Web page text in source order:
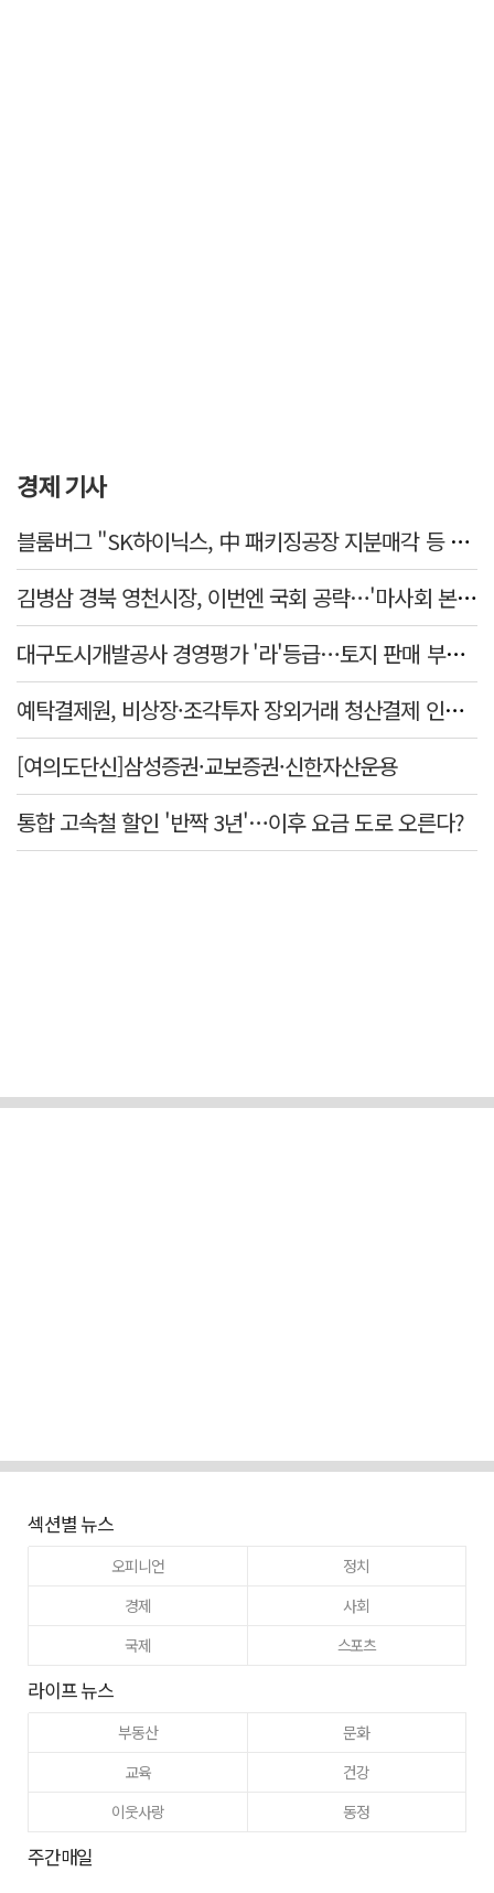
경제 기사
블룸버그 "SK하이닉스, 中 패키징공장 지분매각 등 검토"
김병삼 경북 영천시장, 이번엔 국회 공략…'마사회 본사 이전·광역교통망 확충' 요청
대구도시개발공사 경영평가 '라'등급…토지 판매 부진에 1년 만에 두 단계 '뚝'
예탁결제원, 비상장·조각투자 장외거래 청산결제 인프라 구축 착수…연내 가동
[여의도단신]삼성증권·교보증권·신한자산운용
통합 고속철 할인 '반짝 3년'…이후 요금 도로 오른다?
섹션별 뉴스
오피니언
정치
경제
사회
국제
스포츠
라이프 뉴스
부동산
문화
교육
건강
이웃사랑
동정
주간매일